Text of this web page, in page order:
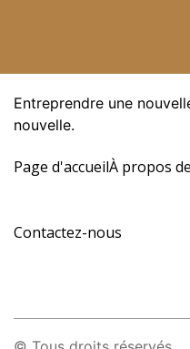
Entreprendre une
nouvelle.
Page d'accueilÀ propos
Contactez-nous